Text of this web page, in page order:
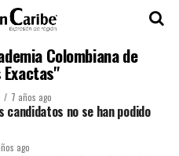
Colombiana de
7 años ago
candidatos no se han podido
ago